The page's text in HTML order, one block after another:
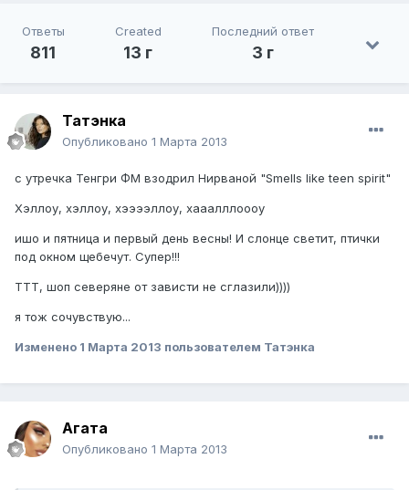
Ответы
811
Created
13 г
Последний ответ
3 г
Татэнка
Опубликовано 1 Марта 2013
с утречка Тенгри ФМ взодрил Нирваной "Smells like teen spirit"
Хэллоу, хэллоу, хээээллоу, хааалллоооу
ишо и пятница и первый день весны! И слонце светит, птички
под окном щебечут. Супер!!!
ТТТ, шоп северяне от зависти не сглазили))))
я тож сочувствую...
Изменено 1 Марта 2013 пользователем Татэнка
Агата
Опубликовано 1 Марта 2013